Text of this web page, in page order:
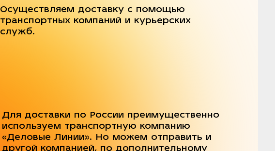
Осуществляем доставку с помощью
транспортных компаний и курьерских
служб.
Для доставки по России преимущественно
используем транспортную компанию
«Деловые Линии». Но можем отправить и
другой компанией, по дополнительному